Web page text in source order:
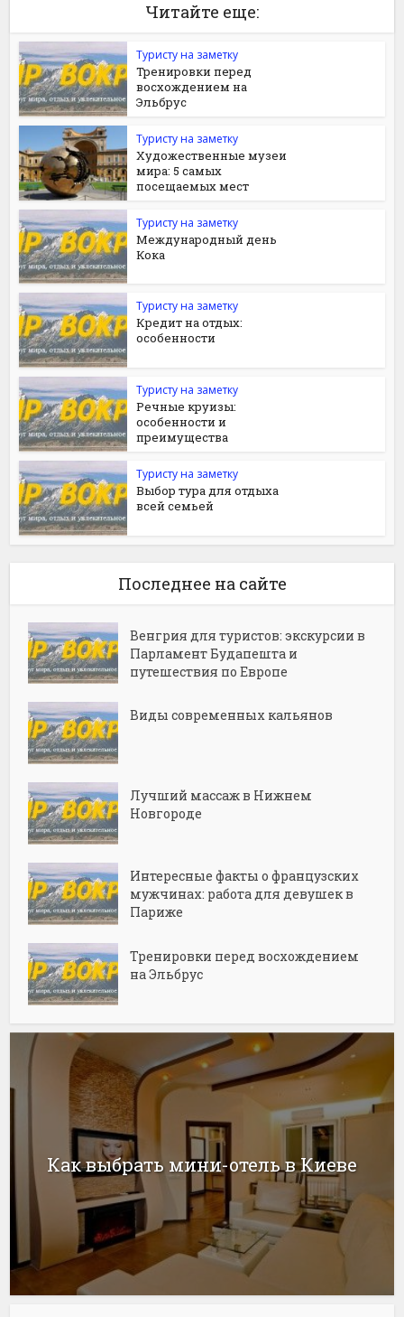
Читайте еще:
Туристу на заметку
Тренировки перед
восхождением на
Эльбрус
Туристу на заметку
Художественные музеи
мира: 5 самых
посещаемых мест
Туристу на заметку
Международный день
Кока
Туристу на заметку
Кредит на отдых:
особенности
Туристу на заметку
Речные круизы:
особенности и
преимущества
Туристу на заметку
Выбор тура для отдыха
всей семьей
Последнее на сайте
Венгрия для туристов: экскурсии в
Парламент Будапешта и
путешествия по Европе
Виды современных кальянов
Лучший массаж в Нижнем
Новгороде
Интересные факты о французских
мужчинах: работа для девушек в
Париже
Тренировки перед восхождением
на Эльбрус
Как выбрать мини-отель в Киеве